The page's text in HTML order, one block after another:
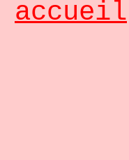
accueil